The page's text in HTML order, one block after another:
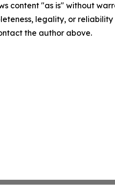
content "as is" without
legality, or
the author above.